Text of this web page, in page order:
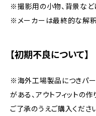
※撮影用の小物、背景など
※メーカーは最終的な解釈
【初期不良について】
※海外工場製品につきパー
がある、アウトフィットの
ご了承のうえご購入ください